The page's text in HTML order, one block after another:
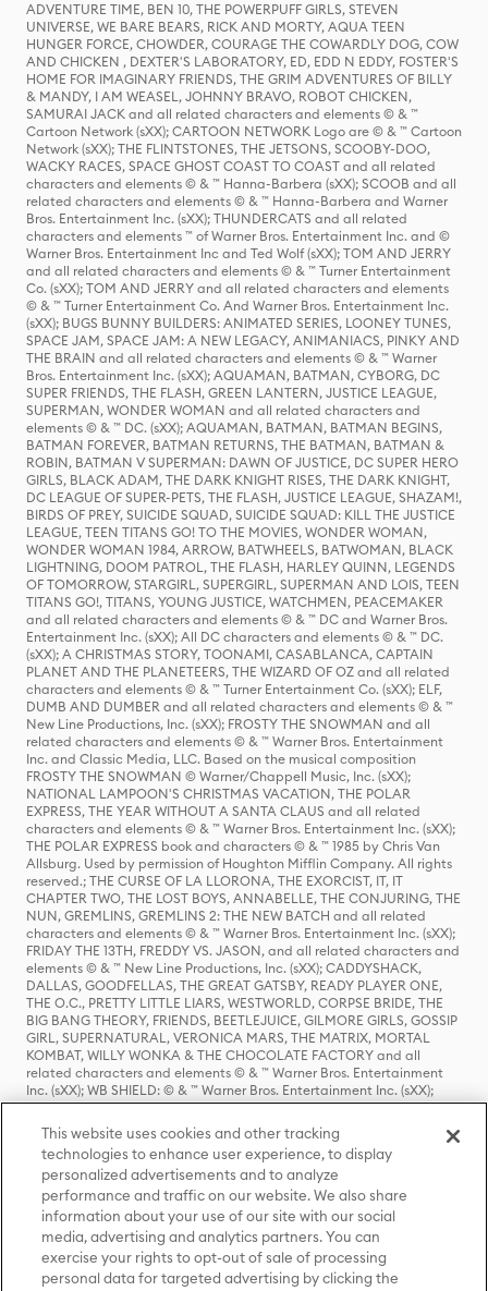
ADVENTURE TIME, BEN 10, THE POWERPUFF GIRLS, STEVEN
UNIVERSE, WE BARE BEARS, RICK AND MORTY, AQUA TEEN
HUNGER FORCE, CHOWDER, COURAGE THE COWARDLY DOG, COW
AND CHICKEN , DEXTER'S LABORATORY, ED, EDD N EDDY, FOSTER'S
HOME FOR IMAGINARY FRIENDS, THE GRIM ADVENTURES OF BILLY
& MANDY, I AM WEASEL, JOHNNY BRAVO, ROBOT CHICKEN,
SAMURAI JACK and all related characters and elements © & ™
Cartoon Network (sXX); CARTOON NETWORK Logo are © & ™ Cartoon
Network (sXX); THE FLINTSTONES, THE JETSONS, SCOOBY-DOO,
WACKY RACES, SPACE GHOST COAST TO COAST and all related
characters and elements © & ™ Hanna-Barbera (sXX); SCOOB and all
related characters and elements © & ™ Hanna-Barbera and Warner
Bros. Entertainment Inc. (sXX); THUNDERCATS and all related
characters and elements ™ of Warner Bros. Entertainment Inc. and ©
Warner Bros. Entertainment Inc and Ted Wolf (sXX); TOM AND JERRY
and all related characters and elements © & ™ Turner Entertainment
Co. (sXX); TOM AND JERRY and all related characters and elements
© & ™ Turner Entertainment Co. And Warner Bros. Entertainment Inc.
(sXX); BUGS BUNNY BUILDERS: ANIMATED SERIES, LOONEY TUNES,
SPACE JAM, SPACE JAM: A NEW LEGACY, ANIMANIACS, PINKY AND
THE BRAIN and all related characters and elements © & ™ Warner
Bros. Entertainment Inc. (sXX); AQUAMAN, BATMAN, CYBORG, DC
SUPER FRIENDS, THE FLASH, GREEN LANTERN, JUSTICE LEAGUE,
SUPERMAN, WONDER WOMAN and all related characters and
elements © & ™ DC. (sXX); AQUAMAN, BATMAN, BATMAN BEGINS,
BATMAN FOREVER, BATMAN RETURNS, THE BATMAN, BATMAN &
ROBIN, BATMAN V SUPERMAN: DAWN OF JUSTICE, DC SUPER HERO
GIRLS, BLACK ADAM, THE DARK KNIGHT RISES, THE DARK KNIGHT,
DC LEAGUE OF SUPER-PETS, THE FLASH, JUSTICE LEAGUE, SHAZAM!,
BIRDS OF PREY, SUICIDE SQUAD, SUICIDE SQUAD: KILL THE JUSTICE
LEAGUE, TEEN TITANS GO! TO THE MOVIES, WONDER WOMAN,
WONDER WOMAN 1984, ARROW, BATWHEELS, BATWOMAN, BLACK
LIGHTNING, DOOM PATROL, THE FLASH, HARLEY QUINN, LEGENDS
OF TOMORROW, STARGIRL, SUPERGIRL, SUPERMAN AND LOIS, TEEN
TITANS GO!, TITANS, YOUNG JUSTICE, WATCHMEN, PEACEMAKER
and all related characters and elements © & ™ DC and Warner Bros.
Entertainment Inc. (sXX); All DC characters and elements © & ™ DC.
(sXX); A CHRISTMAS STORY, TOONAMI, CASABLANCA, CAPTAIN
PLANET AND THE PLANETEERS, THE WIZARD OF OZ and all related
characters and elements © & ™ Turner Entertainment Co. (sXX); ELF,
DUMB AND DUMBER and all related characters and elements © & ™
New Line Productions, Inc. (sXX); FROSTY THE SNOWMAN and all
related characters and elements © & ™ Warner Bros. Entertainment
Inc. and Classic Media, LLC. Based on the musical composition
FROSTY THE SNOWMAN © Warner/Chappell Music, Inc. (sXX);
NATIONAL LAMPOON'S CHRISTMAS VACATION, THE POLAR
EXPRESS, THE YEAR WITHOUT A SANTA CLAUS and all related
characters and elements © & ™ Warner Bros. Entertainment Inc. (sXX);
THE POLAR EXPRESS book and characters © & ™ 1985 by Chris Van
Allsburg. Used by permission of Houghton Mifflin Company. All rights
reserved.; THE CURSE OF LA LLORONA, THE EXORCIST, IT, IT
CHAPTER TWO, THE LOST BOYS, ANNABELLE, THE CONJURING, THE
NUN, GREMLINS, GREMLINS 2: THE NEW BATCH and all related
characters and elements © & ™ Warner Bros. Entertainment Inc. (sXX);
FRIDAY THE 13TH, FREDDY VS. JASON, and all related characters and
elements © & ™ New Line Productions, Inc. (sXX); CADDYSHACK,
DALLAS, GOODFELLAS, THE GREAT GATSBY, READY PLAYER ONE,
THE O.C., PRETTY LITTLE LIARS, WESTWORLD, CORPSE BRIDE, THE
BIG BANG THEORY, FRIENDS, BEETLEJUICE, GILMORE GIRLS, GOSSIP
GIRL, SUPERNATURAL, VERONICA MARS, THE MATRIX, MORTAL
KOMBAT, WILLY WONKA & THE CHOCOLATE FACTORY and all
related characters and elements © & ™ Warner Bros. Entertainment
Inc. (sXX); WB SHIELD: © & ™ Warner Bros. Entertainment Inc. (sXX);
HOUSE OF THE DRAGON, GAME OF THRONES, and all related
characters and elements © & ™ Home Box Office, Inc. (sXX); CHILLING
ADVENTURES OF SABRINA, RIVERDALE © & ™ Warner Bros.
Entertainment Inc. Archie Comics and all related characters and
elements © & ™ Archie Comic Publications, Inc. Used with permission.
(sXX); SEINFELD and all related characters and elements © & ™ Castle
Rock Entertainment. (sXX); TED LASSO © & ™ Warner Bros.
Entertainment Inc. & Universal Television LLC (sXX); THE HOBBIT: AN
UNEXPECTED JOURNEY, THE HOBBIT: THE DESOLATION OF SMAUG,
THE HOBBIT: THE BATTLE OF THE FIVE ARMIES, THE LORD OF THE
RINGS: THE FELLOWSHIP OF THE RING, THE LORD OF THE RINGS: THE
This website uses cookies and other tracking
technologies to enhance user experience, to display
personalized advertisements and to analyze
performance and traffic on our website. We also share
information about your use of our site with our social
media, advertising and analytics partners. You can
exercise your rights to opt-out of sale of processing
personal data for targeted advertising by clicking the